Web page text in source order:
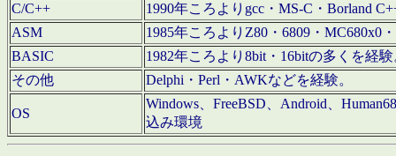
C/C++
1990年ころよりgcc・MS-C・Borland
ASM
1985年ころよりZ80・6809・MC680x0
BASIC
1982年ころより8bit・16bitの多くを経
その他
Delphi・Perl・AWKなどを経験。
OS
Windows、FreeBSD、Android、
込み環境